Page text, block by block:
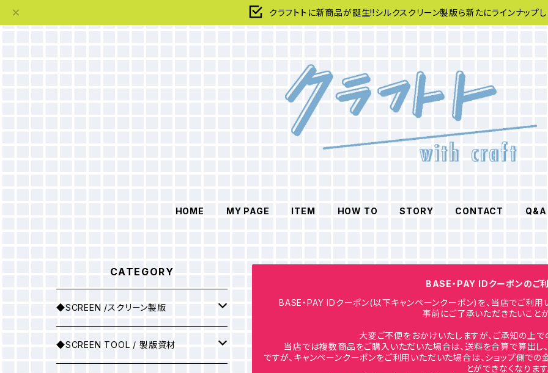
クラフトトに新商品が誕生!!シルクスクリーン製版ら新たにラインナップ
HOME MY PAGE ITEM HOW TO STORY CONTACT Q&A
BASE・PAY IDクーポンのご
BASE・PAY IDクーポン(以下キャンペーンクーポン)を、当店でご利
事前にご了承いただきたいこと
大変ご不便をおかけいたしますが、ご承知の上で
当店では複数商品をご購入いただいた場合は、送料を合算で算出し
ですが、キャンペーンクーポンをご利用いただいた場合は、ショップ側で
とができなくなります
CATEGORY
◆SCREEN /スクリーン製版
シルクスクリーン製版
◆SCREEN TOOL / 製版資材